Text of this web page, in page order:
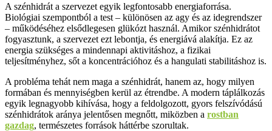
A szénhidrát a szervezet egyik legfontosabb energiaforrása.
Biológiai szempontból a test – különösen az agy és az idegrendszer
– működéséhez elsődlegesen glükózt használ. Amikor szénhidrátot
fogyasztunk, a szervezet ezt lebontja, és energiává alakítja. Ez az
energia szükséges a mindennapi aktivitáshoz, a fizikai
teljesítményhez, sőt a koncentrációhoz és a hangulati stabilitáshoz is.
A probléma tehát nem maga a szénhidrát, hanem az, hogy milyen
formában és mennyiségben kerül az étrendbe. A modern táplálkozás
egyik legnagyobb kihívása, hogy a feldolgozott, gyors felszívódású
szénhidrátok aránya jelentősen megnőtt, miközben a rostban
gazdag, természetes források háttérbe szorultak.